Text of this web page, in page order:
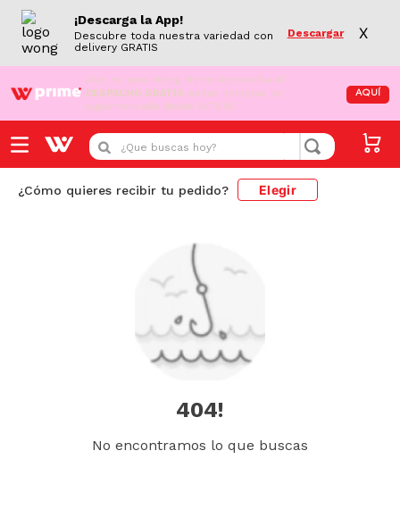
¡Descarga la App!
Descubre toda nuestra variedad con
delivery GRATIS
Descargar X
¡Aún no eres Wong Prime! Aprovecha el
DESPACHO GRATIS en tus compras de
supermercado desde S/79.90
AQUÍ
¿Que buscas hoy?
¿Cómo quieres recibir tu pedido? Elegir
404!
No encontramos lo que buscas